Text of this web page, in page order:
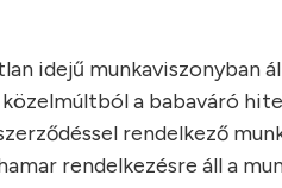
idejű munkaviszonyban
közelmúltból a babaváró
rendelkező
rendelkezésre áll a